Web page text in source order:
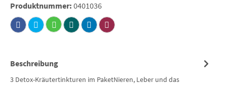
Produktnummer: 0401036
Beschreibung
3 Detox-Kräutertinkturen im PaketNieren, Leber und das